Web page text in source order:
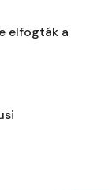
elfogták a